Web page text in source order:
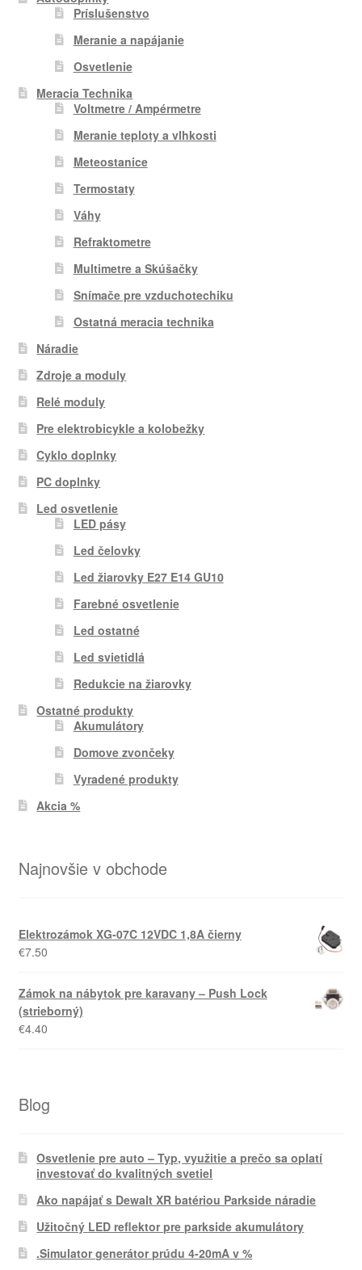
Príslušenstvo
Meranie a napájanie
Osvetlenie
Meracia Technika
Voltmetre / Ampérmetre
Meranie teploty a vlhkosti
Meteostanice
Termostaty
Váhy
Refraktometre
Multimetre a Skúšačky
Snímače pre vzduchotechiku
Ostatná meracia technika
Náradie
Zdroje a moduly
Relé moduly
Pre elektrobicykle a kolobežky
Cyklo doplnky
PC doplnky
Led osvetlenie
LED pásy
Led čelovky
Led žiarovky E27 E14 GU10
Farebné osvetlenie
Led ostatné
Led svietidlá
Redukcie na žiarovky
Ostatné produkty
Akumulátory
Domove zvončeky
Vyradené produkty
Akcia %
Najnovšie v obchode
Elektrozámok XG-07C 12VDC 1,8A čierny
€7.50
Zámok na nábytok pre karavany – Push Lock
(strieborný)
€4.40
Blog
Osvetlenie pre auto – Typ, využitie a prečo sa oplatí
investovať do kvalitných svetiel
Ako napájať s Dewalt XR batériou Parkside náradie
Užitočný LED reflektor pre parkside akumulátory
.Simulator generátor prúdu 4-20mA v %